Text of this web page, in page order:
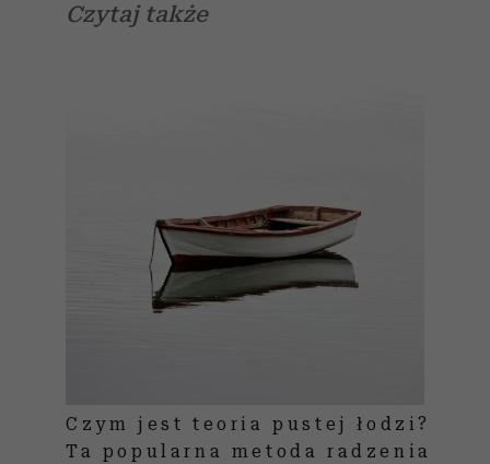
Czytaj także
Czym jest teoria pustej łodzi?
Ta popularna metoda radzenia